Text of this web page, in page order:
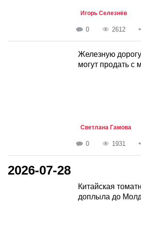
Игорь Селезнёв
0 2612
Железную
могут продать с
Светлана Гамова
0 1931
2026-07-28
Китайская
доплыла до